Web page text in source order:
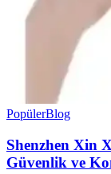
PopülerBlog
Shenzhen Xin
Güvenlik ve